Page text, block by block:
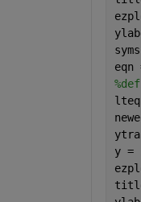
syms
eqn
y =